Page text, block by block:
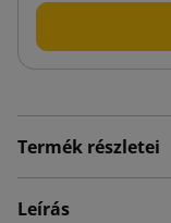
Termék részletei
Leírás